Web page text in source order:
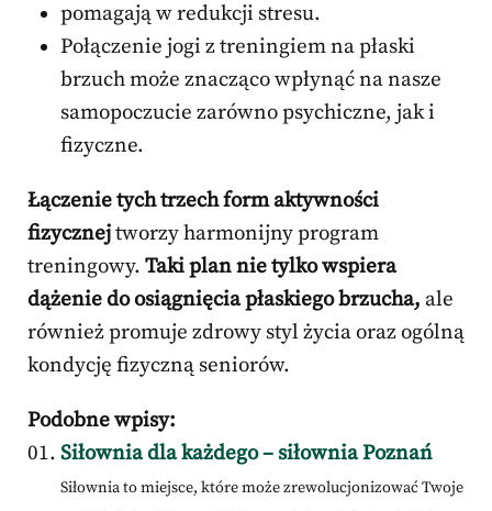
pomagają w redukcji stresu.
Połączenie jogi z treningiem na płaski
brzuch może znacząco wpłynąć na nasze
samopoczucie zarówno psychiczne, jak i
fizyczne.
Łączenie tych trzech form aktywności
fizycznejtworzy harmonijny program
treningowy. Taki plan nie tylko wspiera
dążenie do osiągnięcia płaskiego brzucha, ale
również promuje zdrowy styl życia oraz ogólną
kondycję fizyczną seniorów.
Podobne wpisy:
Siłownia dla każdego – siłownia Poznań
Siłownia to miejsce, które może zrewolucjonizować Twoje